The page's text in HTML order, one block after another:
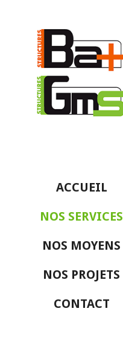
ACCUEIL
NOS SERVICES
NOS MOYENS
NOS PROJETS
CONTACT